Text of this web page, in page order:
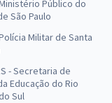
Público do
São Paulo
Militar de Santa
- Secretaria de
Educação do Rio
Sul